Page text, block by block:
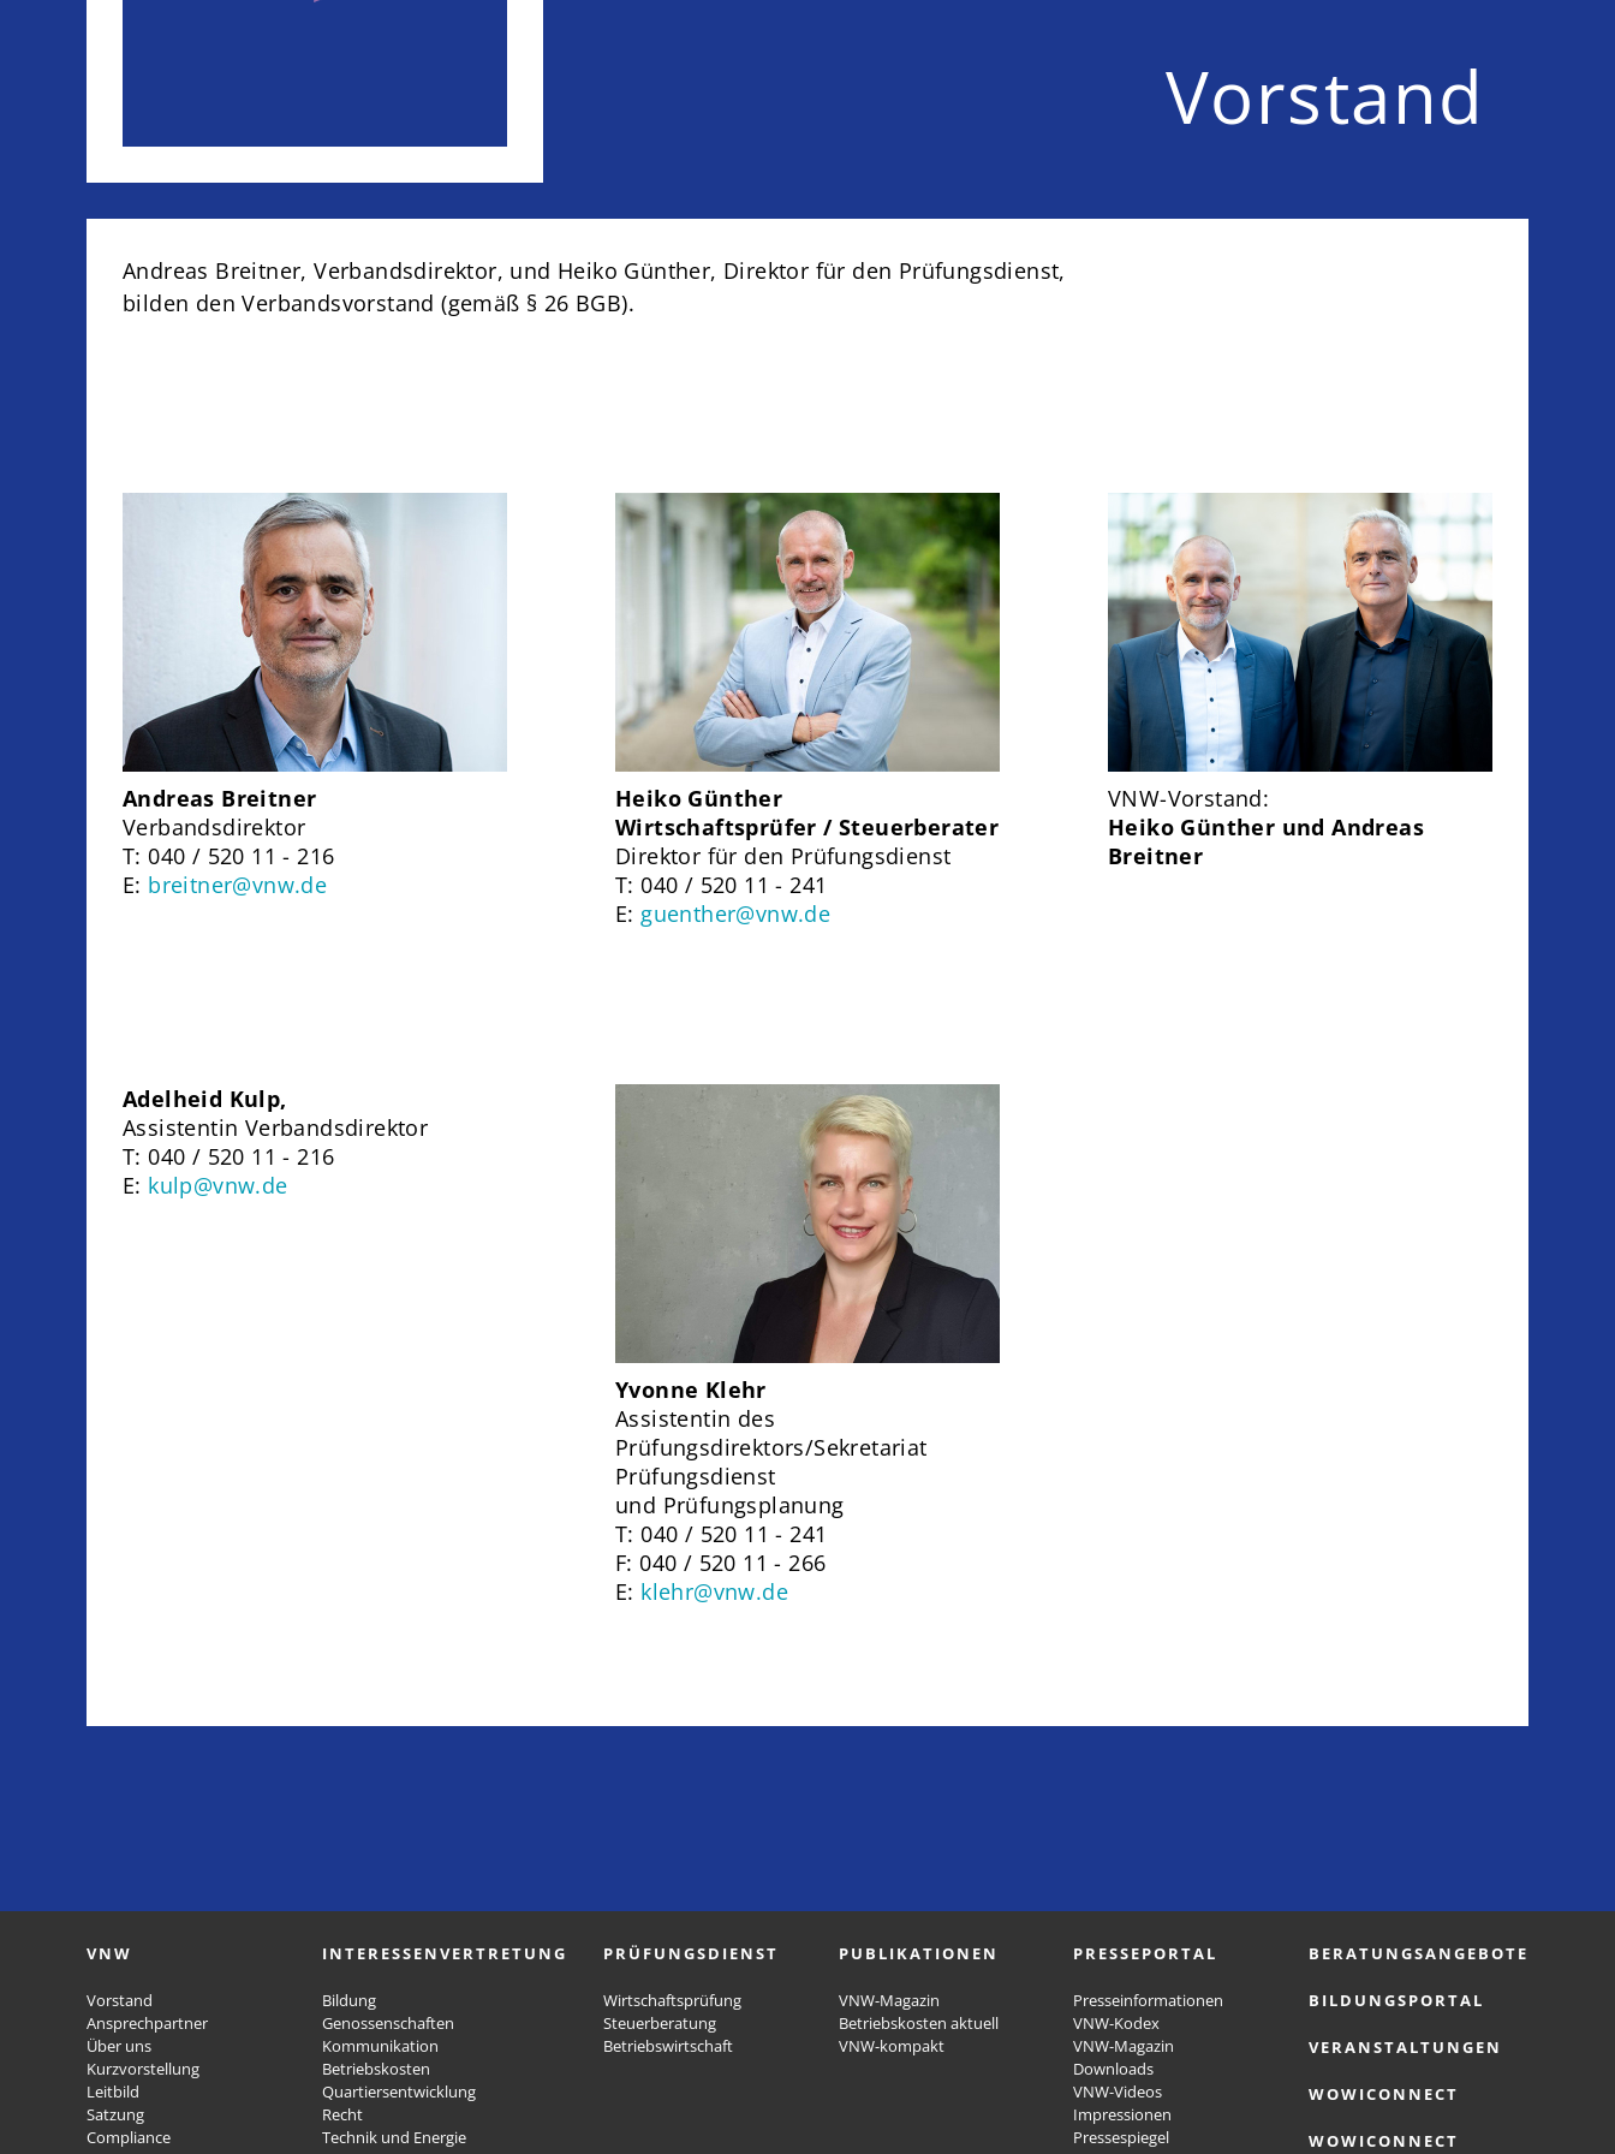
Vorstand
Andreas Breitner, Verbandsdirektor, und Heiko Günther, Direktor für den Prüfungsdienst,
bilden den Verbandsvorstand (gemäß § 26 BGB).
Andreas Breitner
Verbandsdirektor
T: 040 / 520 11 - 216
E: breitner@vnw.de
Heiko Günther
Wirtschaftsprüfer / Steuerberater
Direktor für den Prüfungsdienst
T: 040 / 520 11 - 241
E: guenther@vnw.de
VNW-Vorstand:
Heiko Günther und Andreas
Breitner
Adelheid Kulp,
Assistentin Verbandsdirektor
T: 040 / 520 11 - 216
E: kulp@vnw.de
Yvonne Klehr
Assistentin des
Prüfungsdirektors/Sekretariat
Prüfungsdienst
und Prüfungsplanung
T: 040 / 520 11 - 241
F: 040 / 520 11 - 266
E: klehr@vnw.de
VNW
Vorstand
Ansprechpartner
Über uns
Kurzvorstellung
Leitbild
Satzung
Compliance
INTERESSENVERTRETUNG
Bildung
Genossenschaften
Kommunikation
Betriebskosten
Quartiersentwicklung
Recht
Technik und Energie
PRÜFUNGSDIENST
Wirtschaftsprüfung
Steuerberatung
Betriebswirtschaft
PUBLIKATIONEN
VNW-Magazin
Betriebskosten aktuell
VNW-kompakt
PRESSEPORTAL
Presseinformationen
VNW-Kodex
VNW-Magazin
Downloads
VNW-Videos
Impressionen
Pressespiegel
BERATUNGSANGEBOTE
BILDUNGSPORTAL
VERANSTALTUNGEN
WOWICONNECT
WOWICONNECT